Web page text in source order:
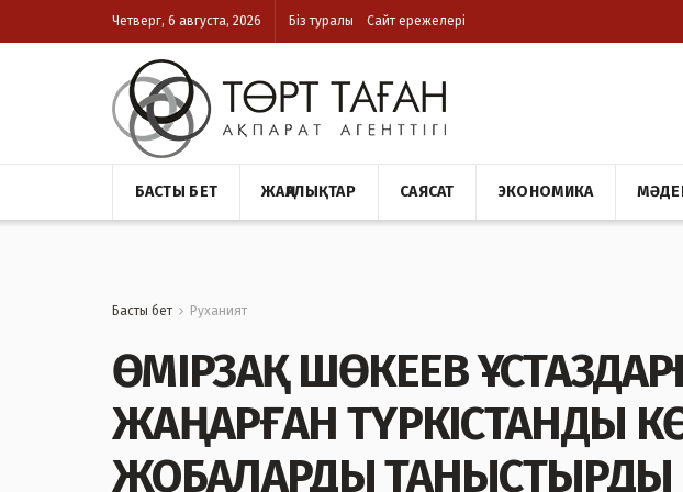
Четверг, 6 августа, 2026 Біз туралы Сайт ережелері
БАСТЫ БЕТ ЖАҢАЛЫҚТАР САЯСАТ ЭКОНОМИКА
Басты бет Руханият
ӨМІРЗАҚ ШӨКЕЕВ
ЖАҢАРҒАН ТҮРКІСТАНДЫ
ЖОБАЛАРДЫ ТАНЫСТЫРДЫ